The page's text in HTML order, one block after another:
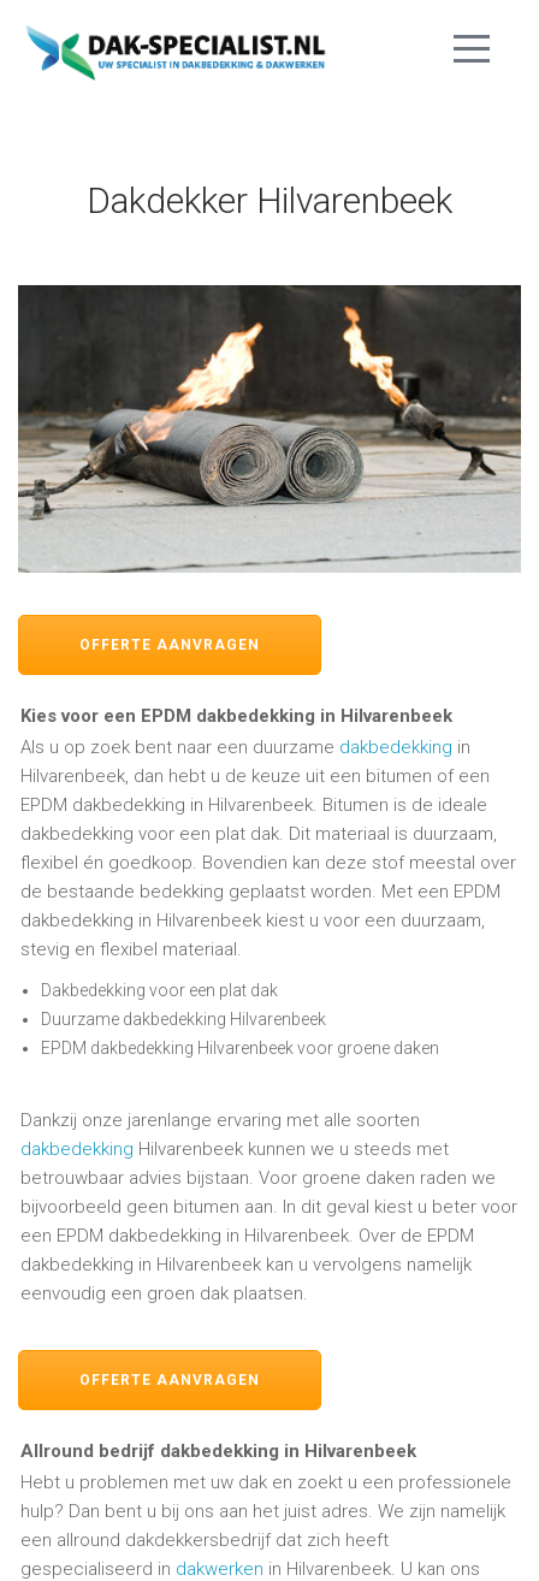
Dakdekker Hilvarenbeek
OFFERTE AANVRAGEN
Kies voor een EPDM dakbedekking in Hilvarenbeek
Als u op zoek bent naar een duurzame dakbedekking in
Hilvarenbeek, dan hebt u de keuze uit een bitumen of een
EPDM dakbedekking in Hilvarenbeek. Bitumen is de ideale
dakbedekking voor een plat dak. Dit materiaal is duurzaam,
flexibel én goedkoop. Bovendien kan deze stof meestal over
de bestaande bedekking geplaatst worden. Met een EPDM
dakbedekking in Hilvarenbeek kiest u voor een duurzaam,
stevig en flexibel materiaal.
Dakbedekking voor een plat dak
Duurzame dakbedekking Hilvarenbeek
EPDM dakbedekking Hilvarenbeek voor groene daken
Dankzij onze jarenlange ervaring met alle soorten
dakbedekking Hilvarenbeek kunnen we u steeds met
betrouwbaar advies bijstaan. Voor groene daken raden we
bijvoorbeeld geen bitumen aan. In dit geval kiest u beter voor
een EPDM dakbedekking in Hilvarenbeek. Over de EPDM
dakbedekking in Hilvarenbeek kan u vervolgens namelijk
eenvoudig een groen dak plaatsen.
OFFERTE AANVRAGEN
Allround bedrijf dakbedekking in Hilvarenbeek
Hebt u problemen met uw dak en zoekt u een professionele
hulp? Dan bent u bij ons aan het juist adres. We zijn namelijk
een allround dakdekkersbedrijf dat zich heeft
gespecialiseerd in dakwerken in Hilvarenbeek. U kan ons